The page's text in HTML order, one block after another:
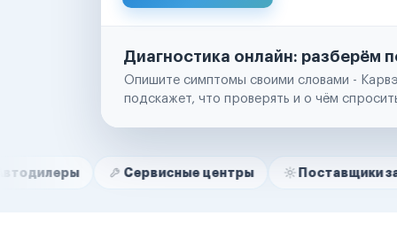
Диагностика онлайн: разберём
Опишите симптомы своими словами -
подскажет, что проверять и о чём
Нам доверяют
Сервисные центры Поставщики запчастей
Маркетплейсы